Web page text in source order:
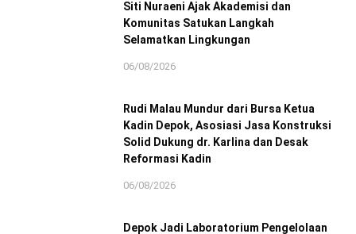
Siti Nuraeni Ajak Akademisi dan
Komunitas Satukan Langkah
Selamatkan Lingkungan
06/08/2026
Rudi Malau Mundur dari Bursa Ketua
Kadin Depok, Asosiasi Jasa Konstruksi
Solid Dukung dr. Karlina dan Desak
Reformasi Kadin
06/08/2026
Depok Jadi Laboratorium Pengelolaan